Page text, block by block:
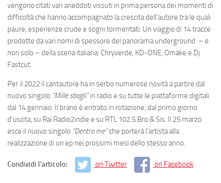
vengono citati vari aneddoti vissuti in prima persona dei momenti di
difficoltà che hanno accompagnato la crescita dell’autore tra le quali
paure, esperienze crude e sogni tormentati. Un viaggio di 14 tracce
prodotte da vari nomi di spessore del panorama underground – e
non solo – della scena italiana: Chryverde, KD-ONE, Omake e Dj
Fastcut.
Per il 2022 il cantautore ha in serbo numerose novità a partire dal
nuovo singolo “Mille sbagli”in radio e su tutte le piattaforme digitali
dal 14 gennaio. Il brano è entrato in rotazione, dal primo giorno
d’uscita, su Rai Radio2indie e su RTL 102.5 Bro & Sis. Il 25 marzo
esce il nuovo singolo “Dentro me”che porterà l’artista alla
realizzazione di un ep nei prossimi mesi dello stesso anno.
Condividi l'articolo: on Twitter on Facebook